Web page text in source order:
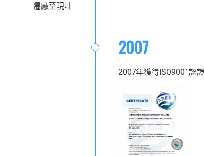
遷廠至現址
2007
2007年獲得ISO9001認證